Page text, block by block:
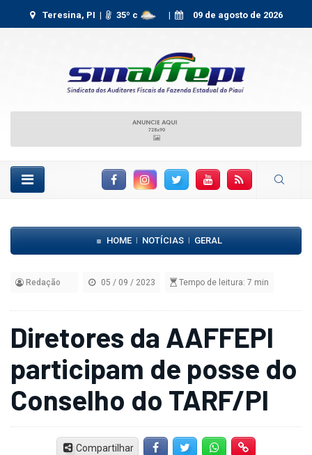
Teresina, PI | 35º c | 09 de agosto de 2026
FacebookInstagramTwitter YouTube RSS Feed
HOME NOTÍCIAS GERAL
Redação 05 / 09 / 2023 Tempo de leitura: 7 min
Diretores da AAFFEPI
participam de posse do
Conselho do TARF/PI
Compartilhar FacebookTwitter Whatsapp